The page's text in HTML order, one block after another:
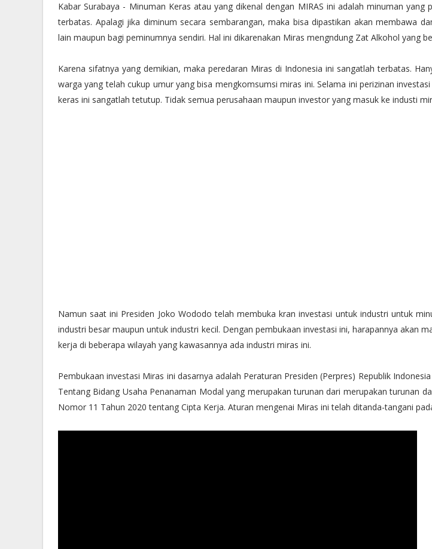
Kabar Surabaya - Minuman Keras atau yang dikenal dengan MIRAS ini adalah minuman yang
terbatas. Apalagi jika diminum secara sembarangan, maka bisa dipastikan akan membawa
lain maupun bagi peminumnya sendiri. Hal ini dikarenakan Miras mengndung Zat Alkohol yang
Karena sifatnya yang demikian, maka peredaran Miras di Indonesia ini sangatlah terbatas.
warga yang telah cukup umur yang bisa mengkomsumsi miras ini. Selama ini perizinan
keras ini sangatlah tetutup. Tidak semua perusahaan maupun investor yang masuk ke industi
Namun saat ini Presiden Joko Wododo telah membuka kran investasi untuk industri untuk
industri besar maupun untuk industri kecil. Dengan pembukaan investasi ini, harapannya akan
kerja di beberapa wilayah yang kawasannya ada industri miras ini.
Pembukaan investasi Miras ini dasarnya adalah Peraturan Presiden (Perpres) Republik
Tentang Bidang Usaha Penanaman Modal yang merupakan turunan dari merupakan turunan
Nomor 11 Tahun 2020 tentang Cipta Kerja. Aturan mengenai Miras ini telah ditanda-tangani